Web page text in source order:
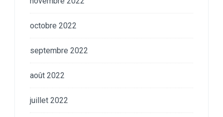
octobre 2022
septembre 2022
août 2022
juillet 2022